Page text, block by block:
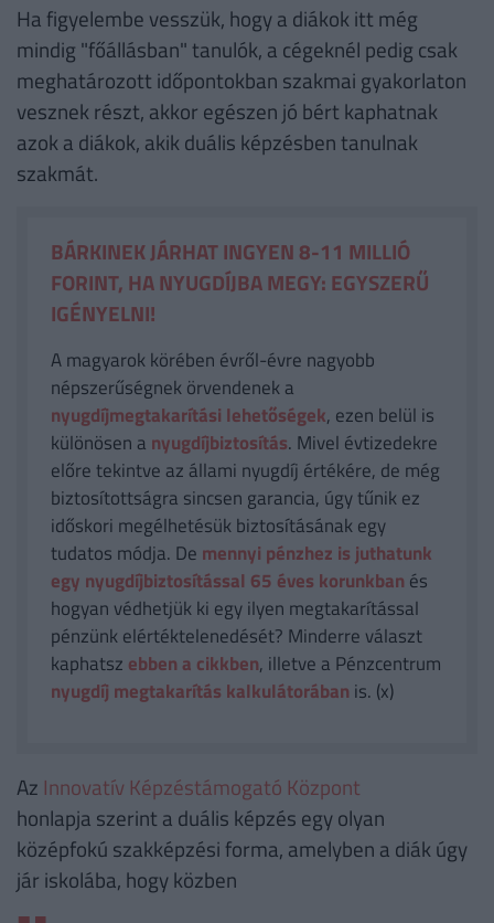
Ha figyelembe vesszük, hogy a diákok itt még
mindig "főállásban" tanulók, a cégeknél pedig csak
meghatározott időpontokban szakmai gyakorlaton
vesznek részt, akkor egészen jó bért kaphatnak
azok a diákok, akik duális képzésben tanulnak
szakmát.
BÁRKINEK JÁRHAT INGYEN 8-11 MILLIÓ
FORINT, HA NYUGDÍJBA MEGY: EGYSZERŰ
IGÉNYELNI!
A magyarok körében évről-évre nagyobb
népszerűségnek örvendenek a
nyugdíjmegtakarítási lehetőségek, ezen belül is
különösen a nyugdíjbiztosítás. Mivel évtizedekre
előre tekintve az állami nyugdíj értékére, de még
biztosítottságra sincsen garancia, úgy tűnik ez
időskori megélhetésük biztosításának egy
tudatos módja. De mennyi pénzhez is juthatunk
egy nyugdíjbiztosítással 65 éves korunkban és
hogyan védhetjük ki egy ilyen megtakarítással
pénzünk elértéktelenedését? Minderre választ
kaphatsz ebben a cikkben, illetve a Pénzcentrum
nyugdíj megtakarítás kalkulátorában is. (x)
Az Innovatív Képzéstámogató Központ
honlapja szerint a duális képzés egy olyan
középfokú szakképzési forma, amelyben a diák úgy
jár iskolába, hogy közben